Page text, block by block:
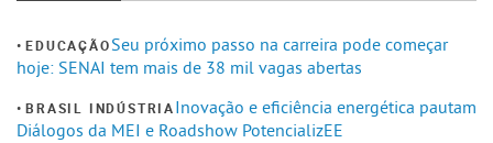
EDUCAÇÃOSeu próximo passo na carreira pode começar
hoje: SENAI tem mais de 38 mil vagas abertas
BRASIL INDÚSTRIAInovação e eficiência energética pautam
Diálogos da MEI e Roadshow PotencializEE